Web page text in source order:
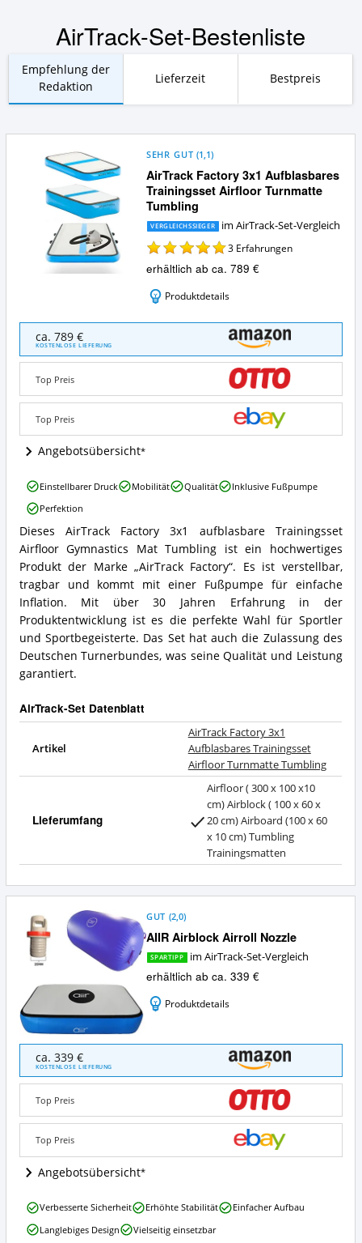
AirTrack-Set-Bestenliste
Empfehlung der
Redaktion
Lieferzeit Bestpreis
AirTrack Factory 3x1 Aufblasbares
Trainingsset Airfloor Turnmatte
Tumbling
SEHR GUT (1,1)
VERGLEICHSSIEGER im AirTrack-Set-Vergleich
3 Erfahrungen
erhältlich ab ca. 789 €
Produktdetails
AirTrack
Factory
3x1
Aufblasbares
Trainingsset
Airfloor
Turnmatte
Tumbling
Angebote:
Wo
dieses
AirTrack-
Set
erhältlich?
ca. 789 €
KOSTENLOSE LIEFERUNG
Top Preis
Top Preis
Angebotsübersicht
AirTrack
Factory
3x1
Aufblasbares
Trainingsset
Airfloor
Turnmatte
Tumbling
Zusammenfassung:
Was
bietet
AirTrack-
Set?
Dieses AirTrack Factory 3x1 aufblasbare Trainingsset
Airfloor Gymnastics Mat Tumbling ist ein hochwertiges
Produkt der Marke „AirTrack Factory“. Es ist verstellbar,
tragbar und kommt mit einer Fußpumpe für einfache
Inflation. Mit über 30 Jahren Erfahrung in der
Produktentwicklung ist es die perfekte Wahl für Sportler
und Sportbegeisterte. Das Set hat auch die Zulassung des
Deutschen Turnerbundes, was seine Qualität und Leistung
garantiert.
AirTrack-Set Datenblatt
Artikel
AirTrack Factory 3x1
Aufblasbares Trainingsset
Airfloor Turnmatte Tumbling
Lieferumfang
Airfloor ( 300 x 100 x10
cm) Airblock ( 100 x 60 x
20 cm) Airboard (100 x 60
x 10 cm) Tumbling
Trainingsmatten
AirTrack
Factory
3x1
Aufblasbares
Trainingsset
Airfloor
Turnmatte
Tumbling
Vorteile:
Was
spricht
für
dieses
AirTrack-
Einstellbarer Druck Mobilität Qualität
Inklusive Fußpumpe
Perfektion
AIIR Airblock Airroll Nozzle
GUT (2,0)
SPARTIPP im AirTrack-Set-Vergleich
erhältlich ab ca. 339 €
Produktdetails
Airblock
Airroll
Nozzle
Angebote:
Wo
dieses
AirTrack-
Set
ca. 339 €
KOSTENLOSE LIEFERUNG
Top Preis
Top Preis
Angebotsübersicht
AIIR
Airblock
Airroll
Verbesserte Sicherheit Erhöhte Stabilität
Einfacher Aufbau
Langlebiges Design
Vielseitig einsetzbar